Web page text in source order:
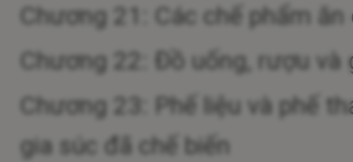
Chương 21: Các chế phẩm
Chương 22: Đồ uống, rượu và
Chương 23: Phế liệu và phế
gia súc đã chế biến